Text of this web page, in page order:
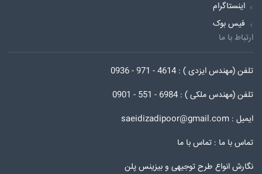
اینستاگرام
فیس بوک
ارتباط با ما
تلفن (مهندس ایزدی ) : 4614 - 971 - 0936
تلفن (مهندس ملکی ) : 6984 - 551 - 0901
ایمیل : saeidizadipoor@gmail.com
تماس با ما : تماس با ما
نگارش انواع طرح توجیهی و بیزینس پلن